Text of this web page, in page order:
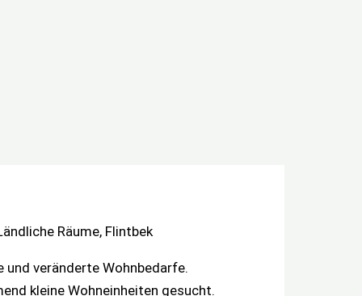
Räume, Flintbek
veränderte Wohnbedarfe.
kleine Wohneinheiten gesucht.